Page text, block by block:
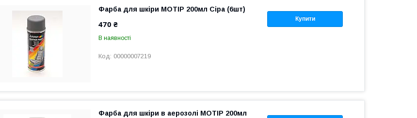
Купити
Фарба для шкіри MOTIP 200мл Сіра (6шт)
470 ₴
В наявності
00000007219
Фарба для шкіри в аерозолі MOTIP 200мл